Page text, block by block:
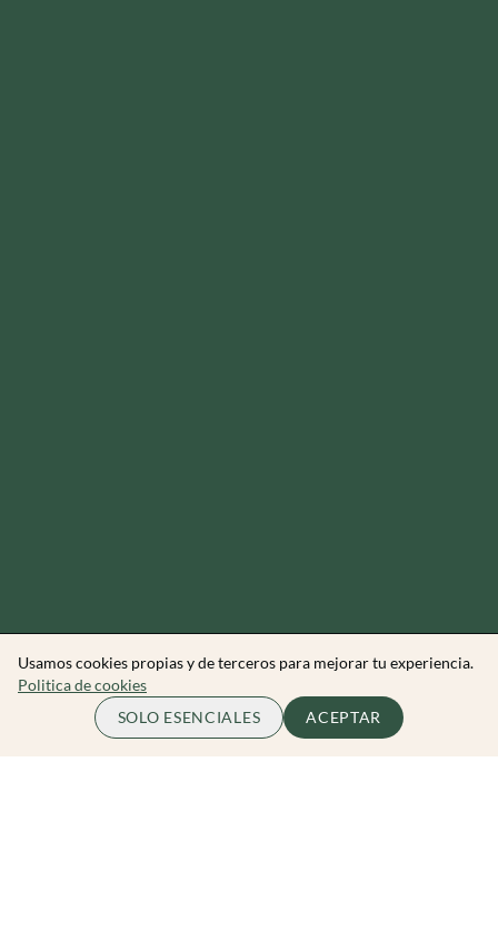
ELIGE ENTRADA COMPLETO
Usamos cookies propias y de terceros para mejorar tu experiencia.
Politica de cookies
SOLO ESENCIALES
ACEPTAR